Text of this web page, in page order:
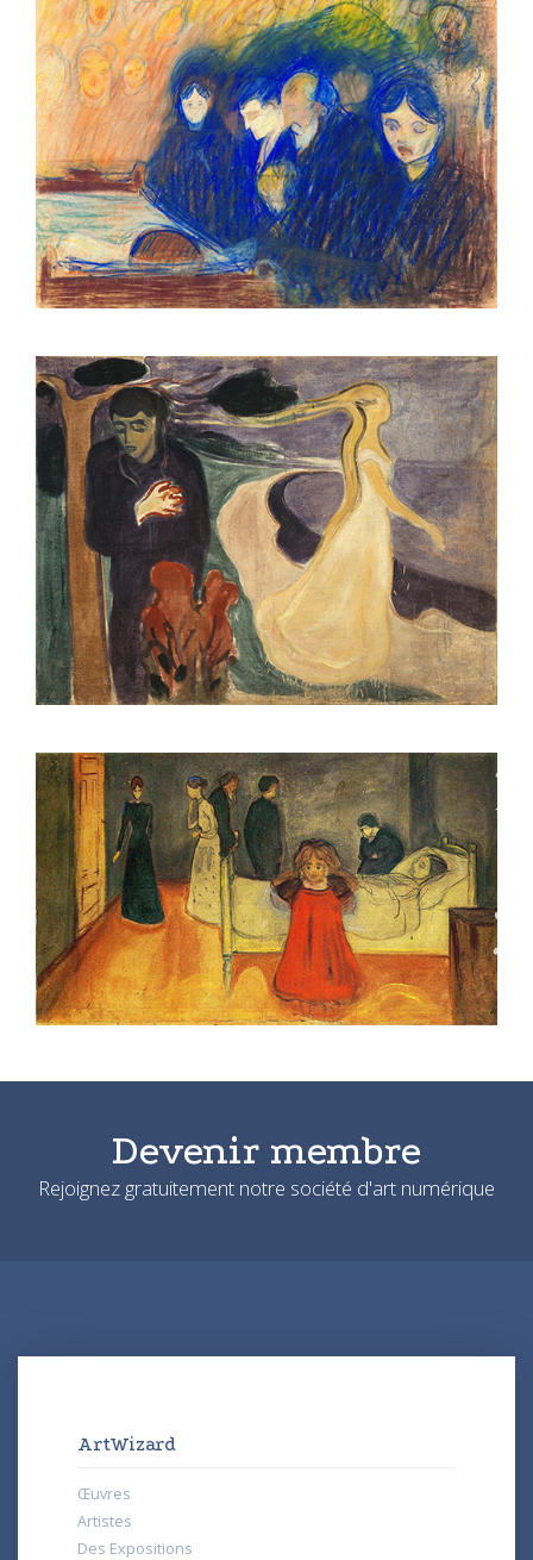
Devenir membre
Rejoignez gratuitement notre société d'art numérique
ArtWizard
Œuvres
Artistes
Des Expositions